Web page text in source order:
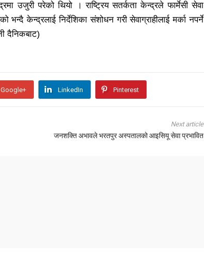
उजुरी परेको थियो । राष्ट्रिय सतर्कता केन्द्रले फार्मेसी सेवा
केन्द्रलाई निर्देशिका संशोधन गरी सेवाग्राहीलाई मर्का नपर्ने
दैनिकबाट)
Google+ LinkedIn Pinterest
Next article
जनशक्ति अभावले भरतपुर अस्पतालको आइसियू सेवा प्रभावित